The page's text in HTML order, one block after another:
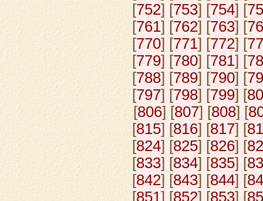
[752] [753] [754] [
[761] [762] [763] [
[770] [771] [772] [
[779] [780] [781] [
[788] [789] [790] [
[797] [798] [799] [
[806] [807] [808] [
[815] [816] [817] [
[824] [825] [826] [
[833] [834] [835] [
[842] [843] [844] [
[851] [852] [853] [